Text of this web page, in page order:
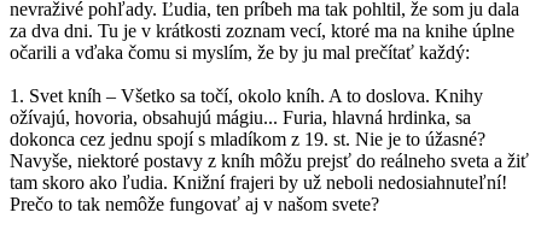
nevraživé pohľady. Ľudia, ten príbeh ma tak pohltil, že som ju dala
za dva dni. Tu je v krátkosti zoznam vecí, ktoré ma na knihe úplne
očarili a vďaka čomu si myslím, že by ju mal prečítať každý:
1. Svet kníh – Všetko sa točí, okolo kníh. A to doslova. Knihy
ožívajú, hovoria, obsahujú mágiu... Furia, hlavná hrdinka, sa
dokonca cez jednu spojí s mladíkom z 19. st. Nie je to úžasné?
Navyše, niektoré postavy z kníh môžu prejsť do reálneho sveta a žiť
tam skoro ako ľudia. Knižní frajeri by už neboli nedosiahnuteľní!
Prečo to tak nemôže fungovať aj v našom svete?